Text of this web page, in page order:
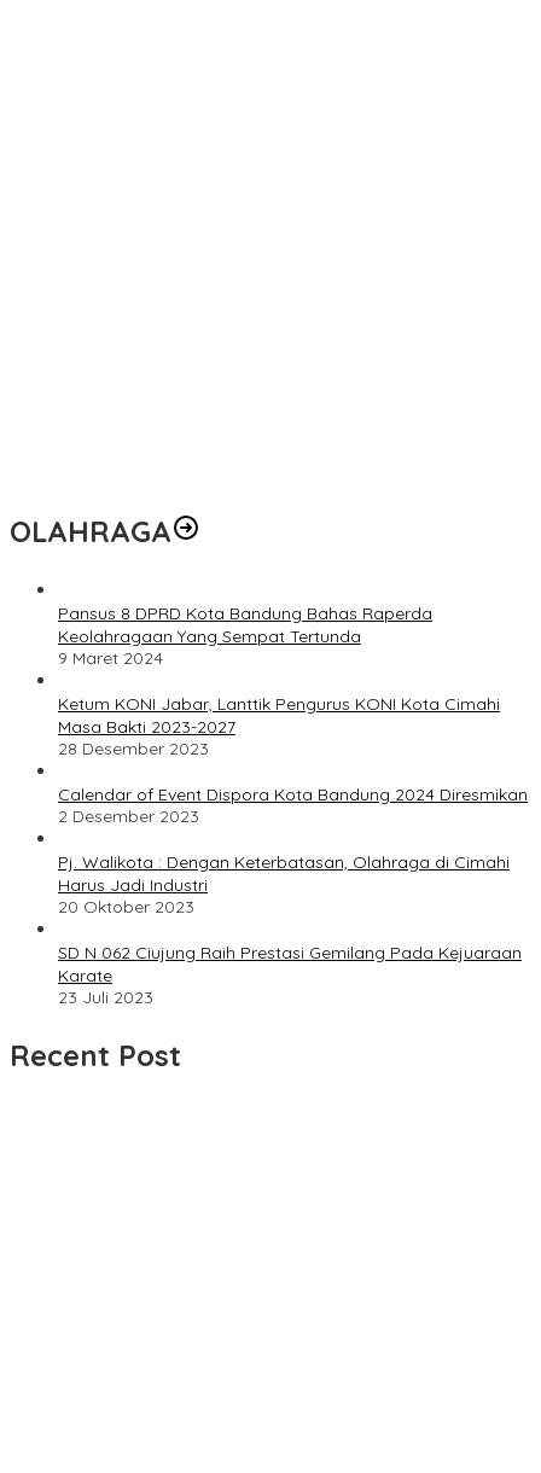
OLAHRAGA
Pansus 8 DPRD Kota Bandung Bahas Raperda
Keolahragaan Yang Sempat Tertunda
9 Maret 2024
Ketum KONI Jabar, Lanttik Pengurus KONI Kota Cimahi
Masa Bakti 2023-2027
28 Desember 2023
Calendar of Event Dispora Kota Bandung 2024 Diresmikan
2 Desember 2023
Pj. Walikota : Dengan Keterbatasan, Olahraga di Cimahi
Harus Jadi Industri
20 Oktober 2023
SD N 062 Ciujung Raih Prestasi Gemilang Pada Kejuaraan
Karate
23 Juli 2023
Recent Post